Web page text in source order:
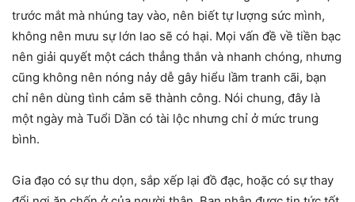
trước mắt mà nhúng tay vào, nên biết tự lượng sức mình,
không nên mưu sự lớn lao sẽ có hại. Mọi vấn đề về tiền bạc
nên giải quyết một cách thẳng thắn và nhanh chóng, nhưng
cũng không nên nóng nảy dễ gây hiểu lầm tranh cãi, bạn
chỉ nên dùng tình cảm sẽ thành công. Nói chung, đây là
một ngày mà Tuổi Dần có tài lộc nhưng chỉ ở mức trung
bình.
Gia đạo có sự thu dọn, sắp xếp lại đồ đạc, hoặc có sự thay